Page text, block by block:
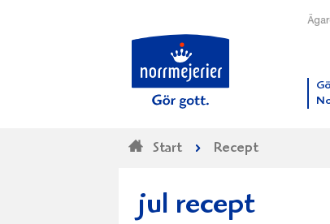
Start Recept
jul recept